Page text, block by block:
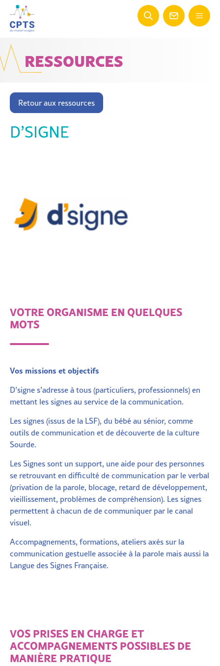
RESSOURCES
Retour aux ressources
D’SIGNE
VOTRE ORGANISME EN QUELQUES
MOTS
Vos missions et objectifs
D’signe s’adresse à tous (particuliers, professionnels) en
mettant les signes au service de la communication.
Les signes (issus de la LSF), du bébé au sénior, comme
outils de communication et de découverte de la culture
Sourde.
Les Signes sont un support, une aide pour des personnes
se retrouvant en difficulté de communication par le verbal
(privation de la parole, blocage, retard de développement,
vieillissement, problèmes de compréhension). Les signes
permettent à chacun de de communiquer par le canal
visuel.
Accompagnements, formations, ateliers axés sur la
communication gestuelle associée à la parole mais aussi la
Langue des Signes Française.
VOS PRISES EN CHARGE ET
ACCOMPAGNEMENTS POSSIBLES DE
MANIÈRE PRATIQUE